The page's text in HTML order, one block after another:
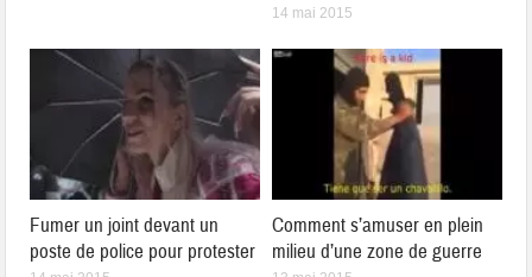
14 mai 2015
Fumer un joint devant un
poste de police pour protester
Comment s’amuser en plein
milieu d’une zone de guerre